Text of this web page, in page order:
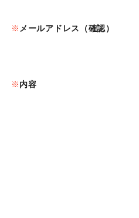
メールアドレス（確認）
内容